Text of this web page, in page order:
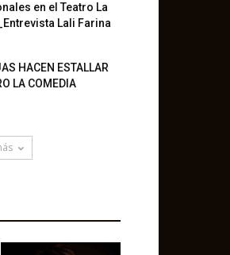
en el Teatro La
Lali Farina
HACEN ESTALLAR
LA COMEDIA